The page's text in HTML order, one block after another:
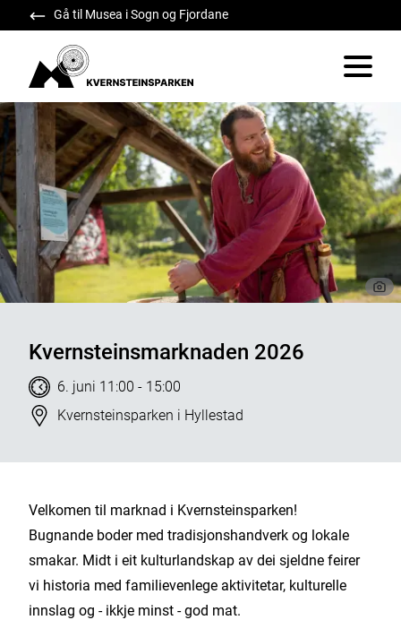
Gå til Musea i Sogn og Fjordane
Kvernsteinsparken
Vis/skjul
Kvernsteinsmarknaden 2026
Tidspunkt
6. juni 11:00 - 15:00
Stad
Kvernsteinsparken i Hyllestad
Velkomen til marknad i Kvernsteinsparken!
Bugnande boder med tradisjonshandverk og lokale
smakar. Midt i eit kulturlandskap av dei sjeldne feirer
vi historia med familievenlege aktivitetar, kulturelle
innslag og - ikkje minst - god mat.